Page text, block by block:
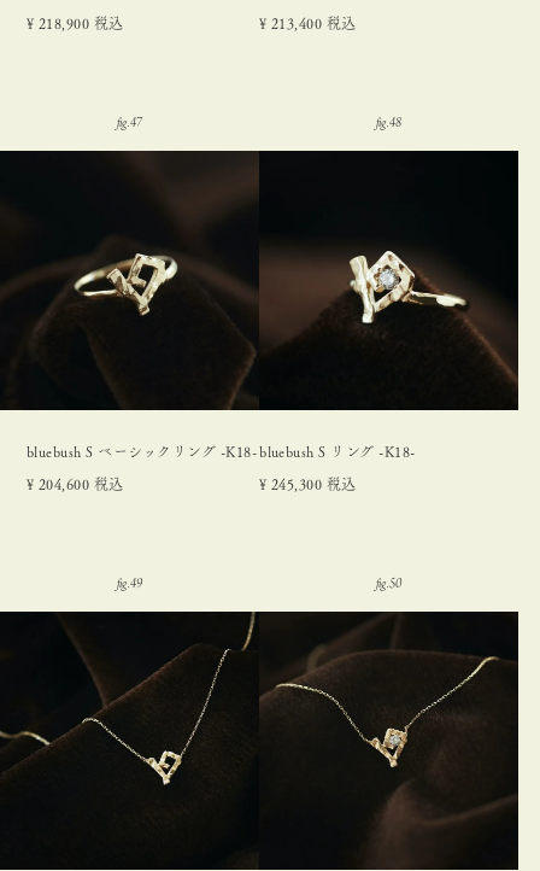
¥ 218,900 税込 ¥ 213,400 税込
bluebush S ベーシックリング -K18-
¥ 204,600 税込
bluebush S リング -K18-
¥ 245,300 税込